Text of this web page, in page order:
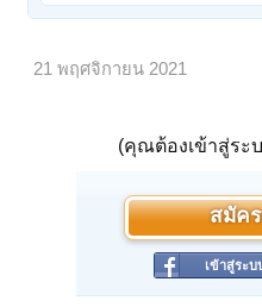
21 พฤศจิกายน 2021
(คุณต้องเข้าสู่ระ
สมัค
เข้าสู่ระ